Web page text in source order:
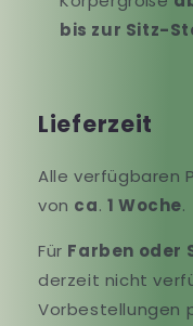
bis zur Sitz-
Lieferzeit
Alle verfügbaren
von ca. 1Woche.
Für Farben oder
derzeit nicht
Vorbestellungen